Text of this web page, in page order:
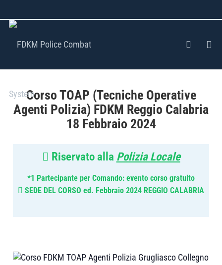
Corso TOAP (Tecniche Operative
Agenti Polizia) FDKM Reggio Calabria
18 Febbraio 2024
Riservato alla Polizia Locale
*1 Partecipante per Comando: evento corso gratuito
SEDE DEL CORSO ed. Febbraio 2024 REGGIO CALABRIA